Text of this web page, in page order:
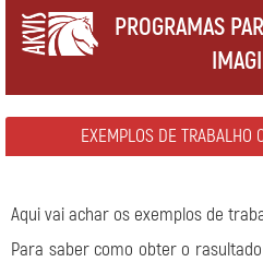
PROGRAMAS
EXEMPLOS DE TRABALHO
Aqui vai achar os exemplos de
Para saber como obter o